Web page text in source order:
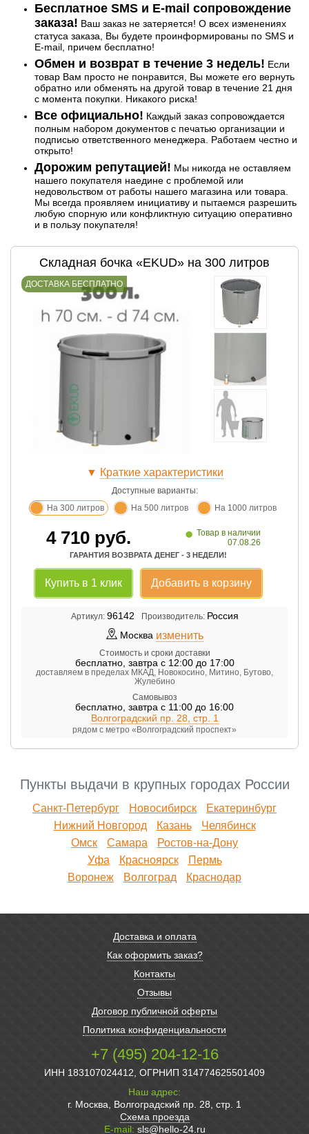
Бесплатное SMS и E-mail сопровождение
заказа! Ваш заказ не затеряется! О всех изменениях
статуса заказа, Вы будете проинформированы по SMS и
E-mail, причем бесплатно!
Обмен и возврат в течение 3 недель! Если
товар Вам просто не понравится, Вы можете его вернуть
обратно или обменять на другой товар в течение 21 дня
с момента покупки. Никакого риска!
Все официально! Каждый заказ сопровождается
полным набором документов с печатью организации и
подписью ответственного менеджера. Работаем честно и
открыто!
Дорожим репутацией! Мы никогда не оставляем
нашего покупателя наедине с проблемой или
недовольством от работы нашего магазина или товара.
Мы всегда проявляем инициативу и пытаемся разрешить
любую спорную или конфликтную ситуацию оперативно
и в пользу покупателя!
Складная бочка «EKUD» на 300 литров
ДОСТАВКА БЕСПЛАТНО
▼ Краткие характеристики
Доступные варианты:
На 300 литров
На 500 литров На 1000 литров
4 710 руб. • Товар в наличии
07.08.26
ГАРАНТИЯ ВОЗВРАТА ДЕНЕГ - 3 НЕДЕЛИ!
Купить в 1 клик Добавить в корзину
Артикул: 96142 Производитель: Россия
Москва изменить
Стоимость и сроки доставки
бесплатно, завтра с 12:00 до 17:00
доставляем в пределах МКАД, Новокосино, Митино, Бутово,
Жулебино
Самовывоз
бесплатно завтра с 11:00 до 16:00
Волгоградский пр. 28, стр. 1
рядом с метро «Волгоградский проспект»
Пункты выдачи в крупных городах России
Санкт-Петербург Новосибирск
Екатеринбург
Нижний Новгород
Казань
Челябинск
Омск
Самара
Ростов-на-Дону
Уфа
Красноярск
Пермь
Воронеж
Волгоград Краснодар
Доставка и оплата
Как оформить заказ?
Контакты
Отзывы
Договор публичной оферты
Политика конфиденциальности
+7 (495) 204-12-16
ИНН 183107024412, ОГРНИП 314774625501409
Наш адрес:
г. Москва, Волгоградский пр. 28, стр. 1
Схема проезда
E-mail: sls@hello-24.ru